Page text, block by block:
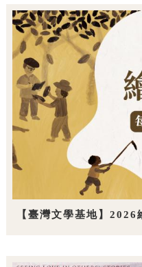
【臺灣文學基地】2026